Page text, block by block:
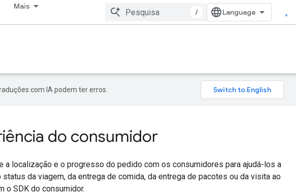
Mais
/
com IA podem ter erros.
do consumidor
a localização e o progresso do pedido com os consumidores para ajudá-los a
status da viagem, da entrega de comida, da entrega de pacotes ou da visita ao
o SDK do consumidor.